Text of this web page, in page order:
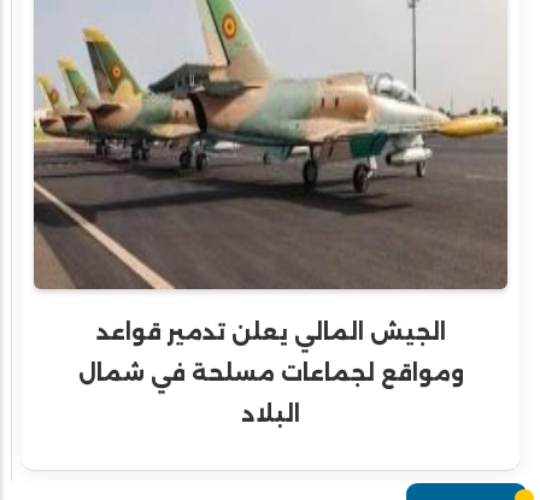
الجيش المالي يعلن تدمير قواعد
ومواقع لجماعات مسلحة في شمال
البلاد